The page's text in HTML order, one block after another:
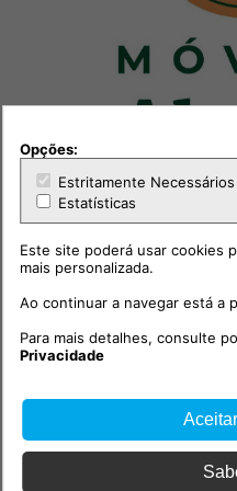
Opções:
Estritamente Necessários
Estatísticas
Este site poderá usar cookies
mais personalizada.
Ao continuar a navegar está a
Para mais detalhes, consulte
Privacidade